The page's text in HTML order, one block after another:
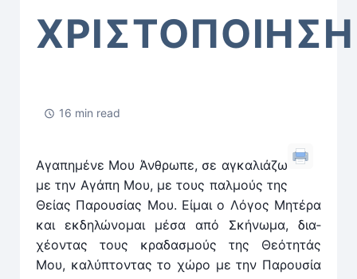
ΧΡΙΣΤΟΠΟΙΗΣΗ
16 min read
Αγαπημένε Μου Άνθρωπε, σε αγκαλιάζω
με την ­Αγάπη Μου, με τους παλμούς της
Θείας Παρουσίας Μου. Είμαι ο Λόγος Μητέρα
και εκδηλώνομαι μέσα από Σκήνωμα, δια­
χέοντας τους κραδασμούς της Θεότητάς
Μου, καλύπτον­τας το χώρο με την Παρουσία